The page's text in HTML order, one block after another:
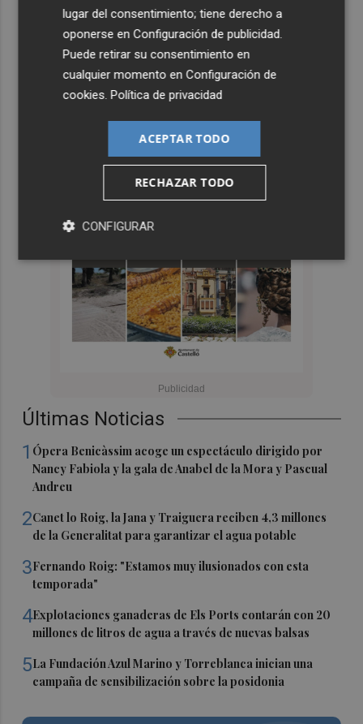
Últimas Noticias
1 Ópera Benicàssim acoge un espectáculo dirigido por
Nancy Fabiola y la gala de Anabel de la Mora y Pascual
Andreu
2Canet lo Roig, la Jana y Traiguera reciben 4,3 millones
de la Generalitat para garantizar el agua potable
3Fernando Roig: "Estamos muy ilusionados con esta
temporada"
4Explotaciones ganaderas de Els Ports contarán con 20
millones de litros de agua a través de nuevas balsas
5La Fundación Azul Marino y Torreblanca inician una
campaña de sensibilización sobre la posidonia
lugar del consentimiento; tiene derecho a
oponerse enConfiguración de publicidad
Puede retirar su consentimiento en
cualquier momento enConfiguración de
cookies .Política de privacidad
ACEPTAR TODO
RECHAZAR TODO
CONFIGURAR